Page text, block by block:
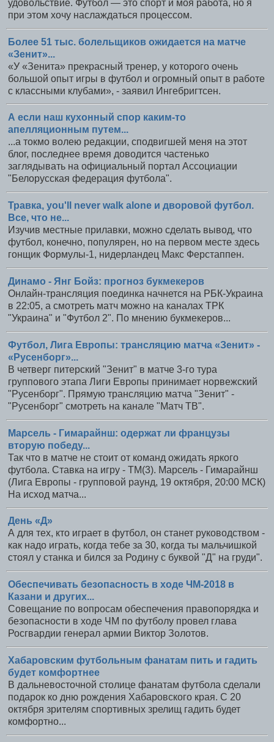
удовольствие. Футбол — это спорт и моя работа, но я
при этом хочу наслаждаться процессом.
Более 51 тыс. болельщиков ожидается на матче
«Зенит»...
«У «Зенита» прекрасный тренер, у которого очень
большой опыт игры в футбол и огромный опыт в работе
с классными клубами», - заявил Ингебригтсен.
А если наш кухонный спор каким-то
апелляционным путем...
...а токмо волею редакции, сподвигшей меня на этот
блог, последнее время доводится частенько
заглядывать на официальный портал Ассоциации
"Белорусская федерация футбола".
Травка, you'll never walk alone и дворовой футбол.
Все, что не...
Изучив местные прилавки, можно сделать вывод, что
футбол, конечно, популярен, но на первом месте здесь
гонщик Формулы-1, нидерландец Макс Ферстаппен.
Динамо - Янг Бойз: прогноз букмекеров
Онлайн-трансляция поединка начнется на РБК-Украина
в 22:05, а смотреть матч можно на каналах ТРК
"Украина" и "Футбол 2". По мнению букмекеров...
Футбол, Лига Европы: трансляцию матча «Зенит» -
«Русенборг»...
В четверг питерский "Зенит" в матче 3-го тура
группового этапа Лиги Европы принимает норвежский
"Русенборг". Прямую трансляцию матча "Зенит" -
"Русенборг" смотреть на канале "Матч ТВ".
Марсель - Гимарайнш: одержат ли французы
вторую победу...
Так что в матче не стоит от команд ожидать яркого
футбола. Ставка на игру - ТМ(3). Марсель - Гимарайнш
(Лига Европы - групповой раунд, 19 октября, 20:00 МСК)
На исход матча...
День «Д»
А для тех, кто играет в футбол, он станет руководством -
как надо играть, когда тебе за 30, когда ты мальчишкой
стоял у станка и бился за Родину с буквой "Д" на груди".
Обеспечивать безопасность в ходе ЧМ-2018 в
Казани и других...
Совещание по вопросам обеспечения правопорядка и
безопасности в ходе ЧМ по футболу провел глава
Росгвардии генерал армии Виктор Золотов.
Хабаровским футбольным фанатам пить и гадить
будет комфортнее
В дальневосточной столице фанатам футбола сделали
подарок ко дню рождения Хабаровского края. С 20
октября зрителям спортивных зрелищ гадить будет
комфортно...